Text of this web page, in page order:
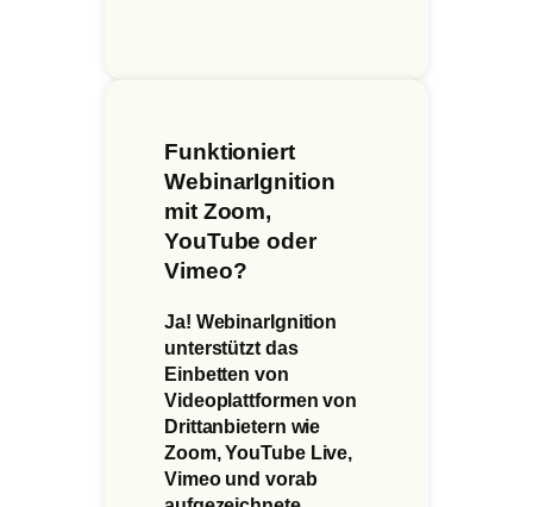
Funktioniert
WebinarIgnition
mit Zoom,
YouTube oder
Vimeo?
Ja! WebinarIgnition
unterstützt das
Einbetten von
Videoplattformen von
Drittanbietern wie
Zoom, YouTube Live,
Vimeo und vorab